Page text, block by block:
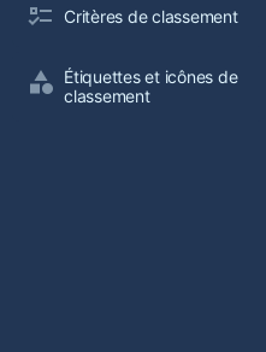
Critères de classement
Étiquettes et icônes de
classement